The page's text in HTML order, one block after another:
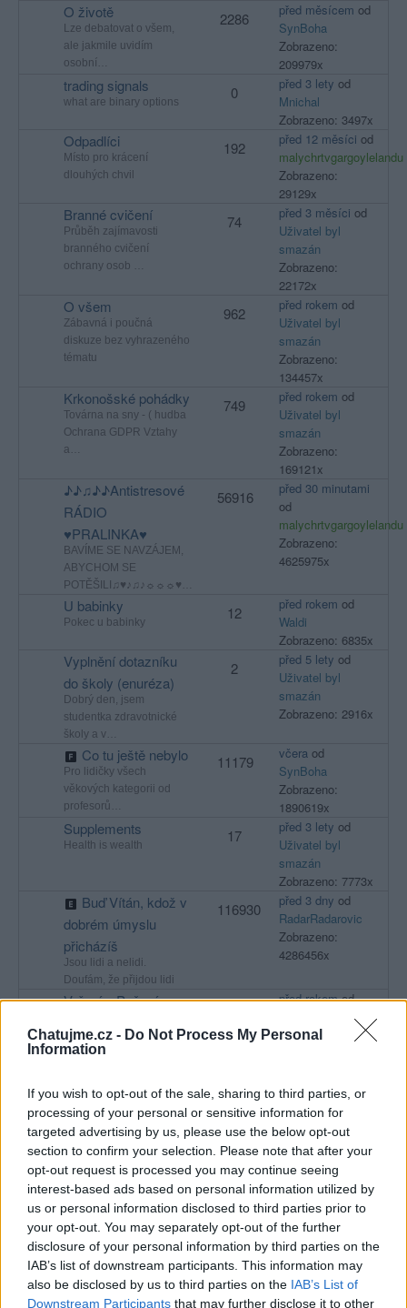
Chatujme.cz - Do Not Process My Personal
Information
If you wish to opt-out of the sale, sharing to third parties, or
processing of your personal or sensitive information for
targeted advertising by us, please use the below opt-out
section to confirm your selection. Please note that after your
opt-out request is processed you may continue seeing
interest-based ads based on personal information utilized by
us or personal information disclosed to third parties prior to
your opt-out. You may separately opt-out of the further
disclosure of your personal information by third parties on the
IAB’s list of downstream participants. This information may
also be disclosed by us to third parties on the IAB’s List of
Downstream Participants that may further disclose it to other
O životě
Lze debatovat o všem,
ale jakmile uvidím
osobní…
2286 před měsícem od
SynBoha
Zobrazeno:
209979x
trading signals
what are binary options 0 před 3 lety od
Mnichal
Zobrazeno: 3497x
Odpadlíci
Místo pro krácení
dlouhých chvil
192 před 12 měsíci od
malychrtvgargoylelandu
Zobrazeno:
29129x
Branné cvičení
Průběh zajímavosti
branného cvičení
ochrany osob …
74 před 3 měsíci od
Uživatel byl
smazán
Zobrazeno:
22172x
O všem
Zábavná i poučná
diskuze bez vyhrazeného
tématu
962 před rokem od
Uživatel byl
smazán
Zobrazeno:
134457x
Krkonošské pohádky
Továrna na sny - ( hudba
Ochrana GDPR Vztahy
a…
749 před rokem od
Uživatel byl
smazán
Zobrazeno:
169121x
♪♪♫♪♪Antistresové
RÁDIO
♥PRALINKA♥
BAVÍME SE NAVZÁJEM,
ABYCHOM SE
POTĚŠILI♫♥♪♫♪☼☼☼♥…
56916
před 30 minutami
od
malychrtvgargoylelandu
Zobrazeno:
4625975x
U babinky
Pokec u babinky 12 před rokem od
Waldi
Zobrazeno: 6835x
Vyplnění dotazníku
do školy (enuréza)
Dobrý den, jsem
studentka zdravotnické
školy a v…
2 před 5 lety od
Uživatel byl
smazán
Zobrazeno: 2916x
Co tu ještě nebylo
Pro lidičky všech
věkových kategorii od
profesorů…
11179 včeraod
SynBoha
Zobrazeno:
1890619x
Supplements
Health is wealth 17 před 3 lety od
Uživatel byl
smazán
Zobrazeno: 7773x
Buď Vítán, kdož v
dobrém úmyslu
přicházíš
Jsou lidi a nelidi.
Doufám, že přijdou lidi
116930 před 3 dny od
RadarRadarovic
Zobrazeno:
4286456x
Vaření a Pečení
druhu
130 před rokemod
Zobrazeno:
Otázky a odpovědi všeho
druhu, pro všechny od…
Uživatel byl
smazán
Zobrazeno:
95359x
Máme se rádi.
Nemáme se rádi.
Pro všechny, kdož mají
rádi život.
2267 před rokemod
Uživatel byl
smazán
Zobrazeno:
328161x
Být či nebýt svině
potkateli svini budete se
chovat stejně nebo…
85 před 8 dnyod
Uživatel byl
smazán